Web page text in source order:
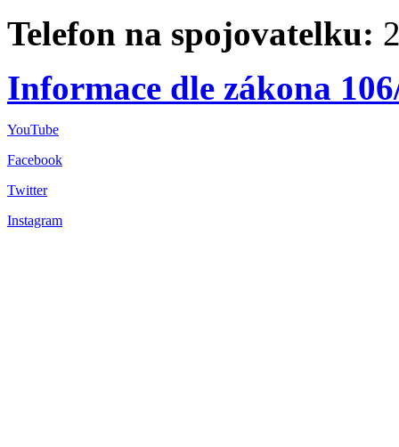
Telefon na spojovatelku:
Informace dle zákona
YouTube
Facebook
Twitter
Instagram